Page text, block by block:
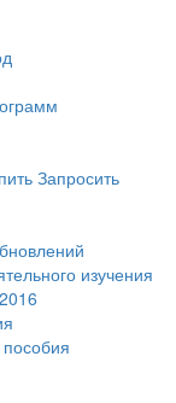
Запросить
изучения
2016